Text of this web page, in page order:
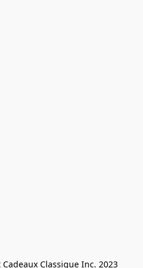
Classique Inc. 2023